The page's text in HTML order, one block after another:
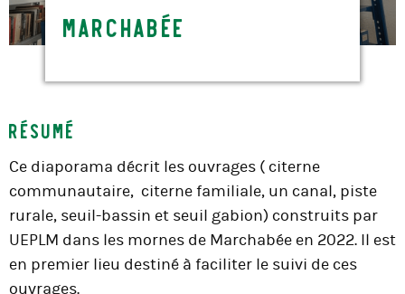
Marchabée
Résumé
Ce diaporama décrit les ouvrages ( citerne
communautaire, citerne familiale, un canal, piste
rurale, seuil-bassin et seuil gabion) construits par
UEPLM dans les mornes de Marchabée en 2022. Il est
en premier lieu destiné à faciliter le suivi de ces
ouvrages.